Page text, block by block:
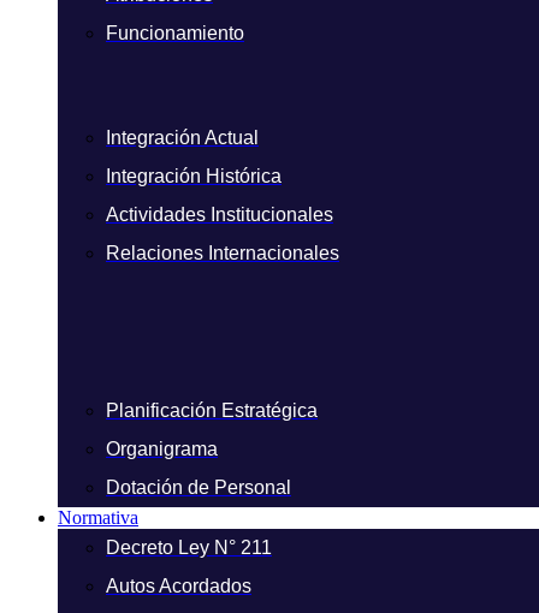
Funcionamiento
Integración Actual
Integración Histórica
Actividades Institucionales
Relaciones Internacionales
Planificación Estratégica
Organigrama
Dotación de Personal
Normativa
Decreto Ley N° 211
Autos Acordados